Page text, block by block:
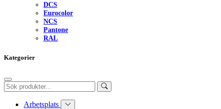
DCS
Eurocolor
NCS
Pantone
RAL
Kategorier
Arbetsplats